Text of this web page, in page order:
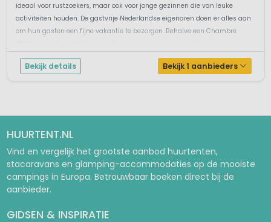
ideaal voor rustzoekers, maar ook voor jonge gezinnen die van leuke
activiteiten houden. De gastvrije Nederlandse eigenaren doen er alles aan
om hun gasten een fijne vakantie te bezorgen. Behalve een Chambre
kampeerple...
Bekijk details Bekijk 1 aanbieders
HUURTENT.NL
Vind en vergelijk het grootste aanbod huurtenten,
stacaravans en glamping-accommodaties op de mooiste
campings in Europa. Betrouwbaar boeken direct bij de
aanbieder.
GIDSEN & INSPIRATIE